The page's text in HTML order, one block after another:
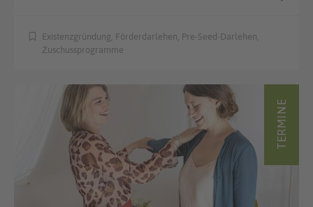
Existenzgründung, Förderdarlehen, Pre-Seed-Darlehen,
Zuschussprogramme
TERMINE